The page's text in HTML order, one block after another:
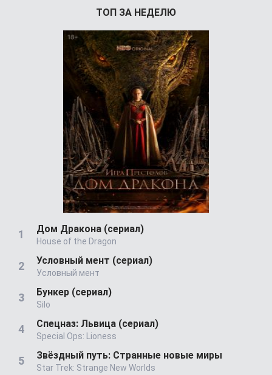
ТОП ЗА НЕДЕЛЮ
Дом Дракона (сериал)
House of the Dragon
Условный мент (сериал)
Условный мент
Бункер (сериал)
Silo
Спецназ: Львица (сериал)
Special Ops: Lioness
Звёздный путь: Странные новые миры
Star Trek: Strange New Worlds